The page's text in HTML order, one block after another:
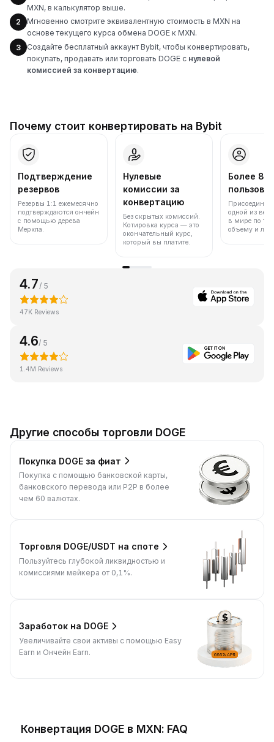
MXN, в калькулятор выше.
2
Мгновенно смотрите эквивалентную стоимость в MXN на
основе текущего курса обмена DOGE к MXN.
3
Создайте бесплатный аккаунт Bybit, чтобы конвертировать,
покупать, продавать или торговать DOGE с нулевой
комиссией за конвертацию.
Почему стоит конвертировать на Bybit
Подтверждение
резервов
Резервы 1:1 ежемесячно
подтверждаются ончейн
с помощью дерева
Меркла.
Нулевые
комиссии за
конвертацию
Без скрытых комиссий.
Котировка курса — это
окончательный курс,
который вы платите.
Более 86
одной из
в мире по
объему и
4.7 / 5
47K Reviews
4.6/ 5
1.4M Reviews
Другие способы торговли DOGE
Покупка DOGE за фиат
Покупка с помощью банковской карты,
банковского перевода или P2P в более
чем 60 валютах.
Торговля DOGE/USDT на споте
Пользуйтесь глубокой ликвидностью и
комиссиями мейкера от 0,1%.
Заработок на DOGE
Увеличивайте свои активы с помощью Easy
Earn и Ончейн Earn.
Конвертация DOGE в MXN: FAQ